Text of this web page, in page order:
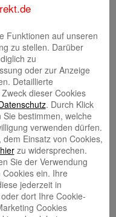
Erforderliche Felder
Funktionen auf unseren
zu stellen. Darüber
zu
oder zur Anzeige
Detaillierte
dieser Cookies
. Durch Klick
Sie bestimmen, welche
verwenden dürfen.
Einsatz von Cookies,
hierzu widersprechen.
Sie der Verwendung
ein. Ihre
jederzeit in
dort Ihre Cookie-
Cookies